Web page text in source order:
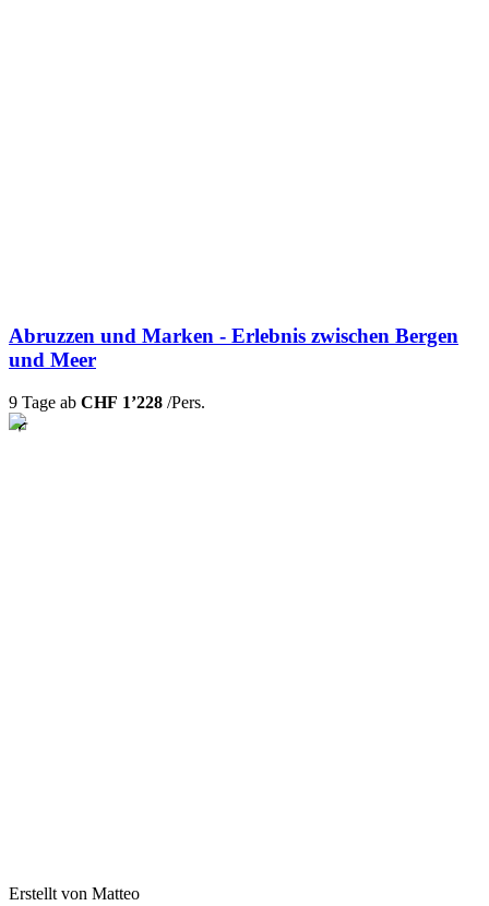
Abruzzen und Marken - Erlebnis zwischen Bergen
und Meer
9 Tage ab CHF 1’228 /Pers.
Erstellt von Matteo